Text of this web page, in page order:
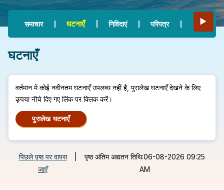
Main navigation ▶
समाचार घटनाएँ निविदाएं परिपत्र भर्ती
घटनाएँ
वर्तमान में कोई नवीनतम घटनाएँ उपलब्ध नहीं है, पुरालेख घटनाएँ देखने के लिए
कृपया नीचे दिए गए लिंक पर क्लिक करें।
पुरालेख घटनाएँ
पिछले पृष्ठ पर वापस
जाएँ
पृष्ठ अंतिम अद्यतन तिथि:06-08-2026 09:25
AM